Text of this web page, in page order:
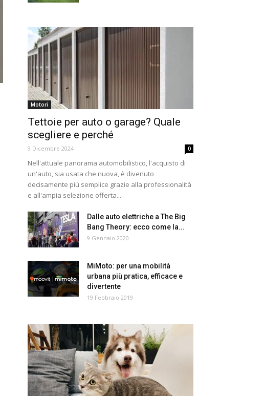
Motori
Tettoie per auto o garage? Quale
scegliere e perché
9 Dicembre 2024 0
Nell'attuale panorama automobilistico, l'acquisto di
un'auto, sia usata che nuova, è divenuto
decisamente più semplice grazie alla professionalità
e all'ampia selezione offerta...
Dalle auto elettriche a The Big
Bang Theory: ecco come la...
9 Gennaio 2020
MiMoto: per una mobilità
urbana più pratica, efficace e
divertente
19 Febbraio 2019